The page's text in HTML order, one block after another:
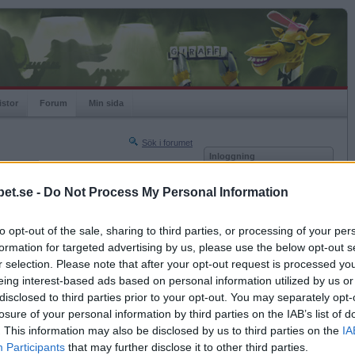
- Do Not Process My Personal Information
opt-out of the sale, sharing to third parties, or processing of your
for targeted advertising by us, please use the below opt-out
selection. Please note that after your opt-out request is processed
interest-based ads based on personal information utilized by us
to third parties prior to your opt-out. You may separately
of your personal information by third parties on the IAB’s list of
This information may also be disclosed by us to third parties on the
Participants that may further disclose it to other third parties.
Forum Min sida
Sök i forumet
Nästa sida »
2005-10-01 18:09
Inloggning
Kom ihåg mig
Glömt ditt lösenord?
Få ny aktiveringslänk
Betapet är gratis!